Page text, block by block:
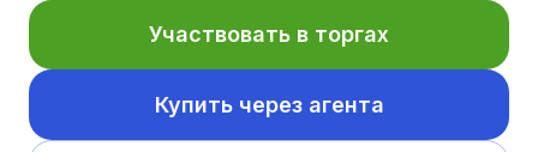
Участвовать в торгах
Купить через агента